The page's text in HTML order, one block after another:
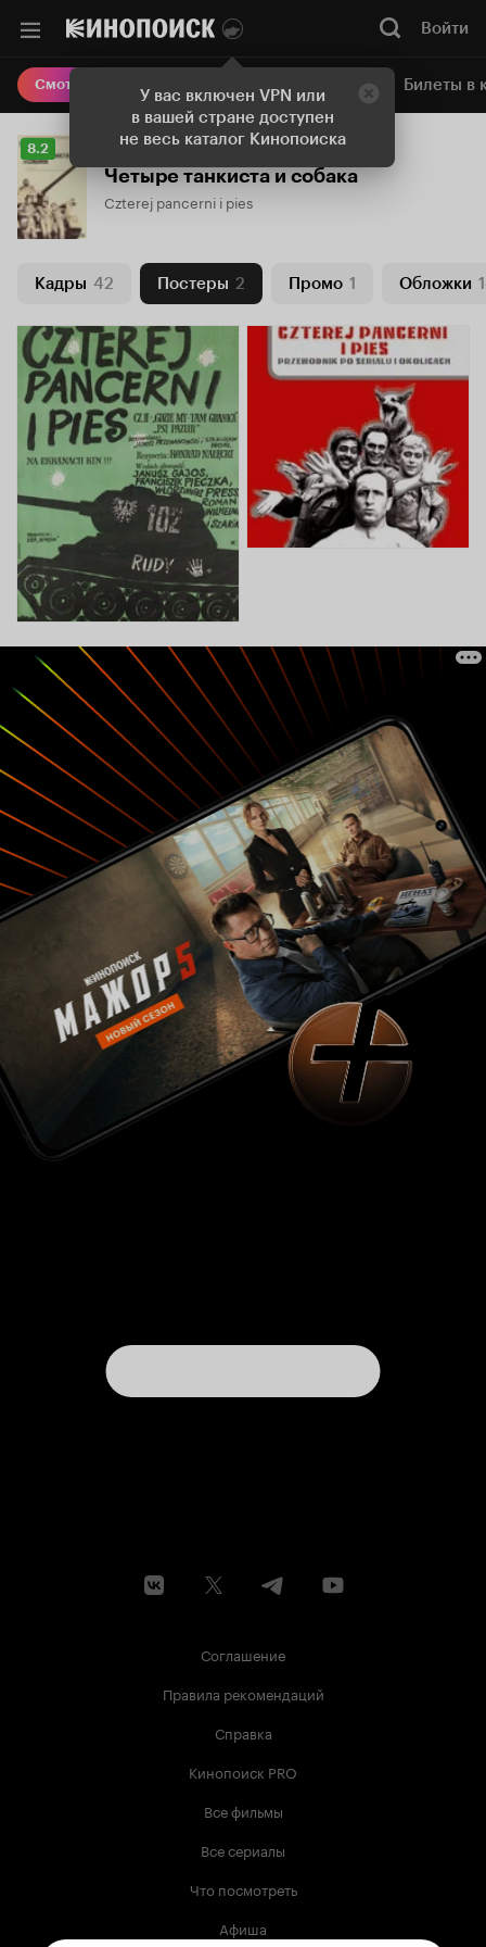
У вас включен VPN или
в вашей стране доступен
не весь каталог Кинопоиска
Войти
Смотреть кино Онлайн-кинотеатр Билеты в
Рейтинг
Кинопоиска
8.2
8.2
Четыре танкиста и собака
Czterej pancerni i pies
Кадры 42 Постеры 2 Промо 1 Обложки
Соглашение
Правила рекомендаций
Справка
Кинопоиск PRO
Все фильмы
Все сериалы
Что посмотреть
Афиша